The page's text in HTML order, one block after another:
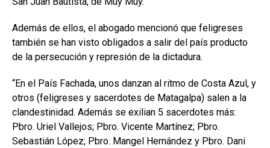
Además de ellos, el abogado mencionó que feligreses
también se han visto obligados a salir del país producto
de la persecución y represión de la dictadura.
“En el País Fachada, unos danzan al ritmo de Costa Azul, y
otros (feligreses y sacerdotes de Matagalpa) salen a la
clandestinidad. Además se exilian 5 sacerdotes más:
Pbro. Uriel Vallejos; Pbro. Vicente Martínez; Pbro.
Sebastián López; Pbro. Mangel Hernández y Pbro. Dani